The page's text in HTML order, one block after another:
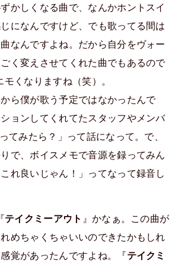
かしくなる曲で、なんかホントスイ
になんですけど、でも歌ってる間は
なんですよね。だから自分をヴォー
く変えさせてくれた曲でもあるので
くなりますね（笑）。
ら僕が歌う予定ではなかったんで
ョンしてくれてたスタッフやメンバ
てみたら？」って話になって。で、
で、ボイスメモで音源を録ってみん
れ良いじゃん！」ってなって録音し
テイクミーアウト 』かなぁ。この曲が
めちゃくちゃいいのできたかもしれ
覚があったんですよね。『テイクミ